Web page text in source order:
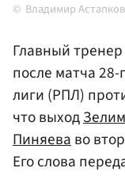
Владимир
Главный
после матча
лиги (РПЛ)
что выход
Пиняеваво
Его слова